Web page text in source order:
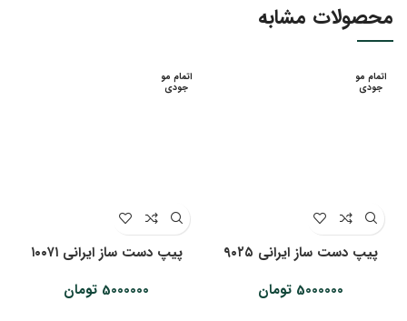
محصولات مشابه
اتمام مو
جودی
پیپ دست ساز ایرانی ۹۰۲۵
5000000 تومان
اتمام مو
جودی
پیپ دست ساز ایرانی ۱۰۰۷۱
5000000 تومان